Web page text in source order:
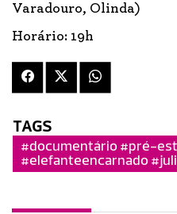
Varadouro, Olinda)
Horário: 19h
TAGS
#documentário #pré-
#elefanteencarnado